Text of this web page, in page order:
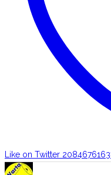
Like on Twitter